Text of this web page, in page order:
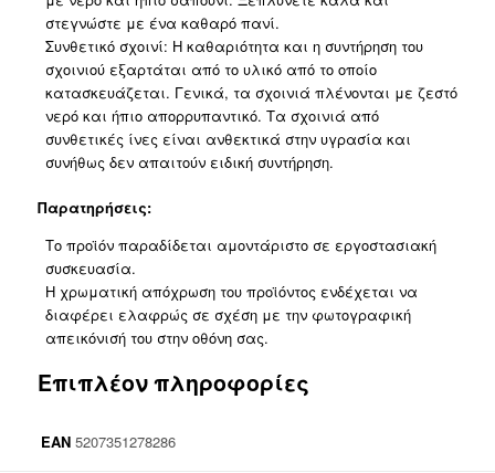
στεγνώστε με ένα καθαρό πανί.
Συνθετικό σχοινί: Η καθαριότητα και η συντήρηση του
σχοινιού εξαρτάται από το υλικό από το οποίο
κατασκευάζεται. Γενικά, τα σχοινιά πλένονται με ζεστό
νερό και ήπιο απορρυπαντικό. Τα σχοινιά από
συνθετικές ίνες είναι ανθεκτικά στην υγρασία και
συνήθως δεν απαιτούν ειδική συντήρηση.
Παρατηρήσεις:
Το προϊόν παραδίδεται αμοντάριστο σε εργοστασιακή
συσκευασία.
Η χρωματική απόχρωση του προϊόντος ενδέχεται να
διαφέρει ελαφρώς σε σχέση με την φωτογραφική
απεικόνισή του στην οθόνη σας.
Επιπλέον πληροφορίες
EAN 5207351278286